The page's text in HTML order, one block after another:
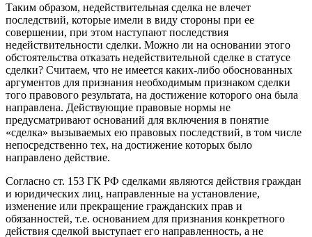
Таким образом, недействительная сделка не влечет
последствий, которые имели в виду стороны при ее
совершении, при этом наступают последствия
недействительности сделки. Можно ли на основании этого
обстоятельства отказать недействительной сделке в статусе
сделки? Считаем, что не имеется каких-либо обоснованных
аргументов для признания необходимым признаком сделки
того правового результата, на достижение которого она была
направлена. Действующие правовые нормы не
предусматривают оснований для включения в понятие
«сделка» вызываемых ею правовых последствий, в том числе
непосредственно тех, на достижение которых было
направлено действие.
Согласно ст. 153 ГК РФ сделками являются действия граждан
и юридических лиц, направленные на установление,
изменение или прекращение гражданских прав и
обязанностей, т.е. основанием для признания конкретного
действия сделкой выступает его направленность, а не